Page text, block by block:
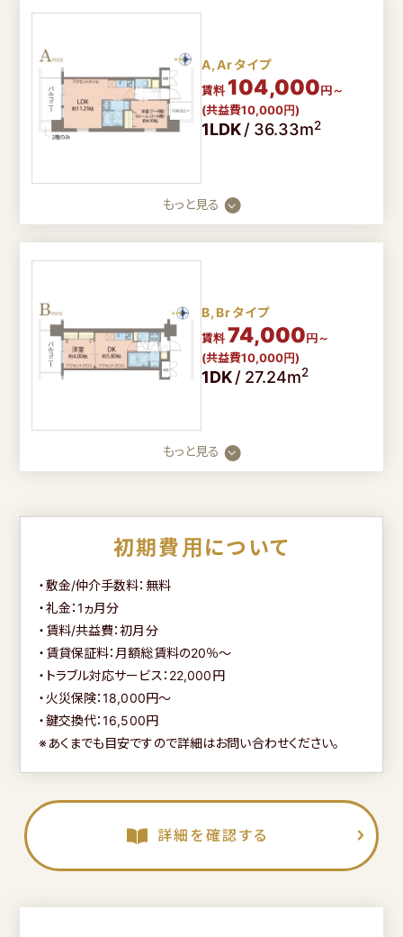
お問い合わせフォーム
1分で入力完了！
【入居を希望のお客様】
9時～18時
0120-990-374
【入居者様専用ダイヤル】
会社概要
コラム
FOLLOW US
A,Arタイプ
賃料 104,000円～
(共益費10,000円)
1LDK/ 36.33m2
もっと見る
B,Brタイプ
賃料74,000円～
(共益費10,000円)
1DK/ 27.24m2
もっと見る
初期費用について
・敷金/仲介手数料：無料
・礼金：1ヵ月分
・賃料/共益費：初月分
・賃貸保証料：月額総賃料の20％～
・トラブル対応サービス：22,000円
・火災保険：18,000円～
・鍵交換代：16,500円
※あくまでも目安ですので詳細はお問い合わせください。
詳細を確認する